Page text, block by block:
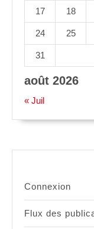
août 2026
17 18
24 25
31
« Juil
Connexion
Flux des